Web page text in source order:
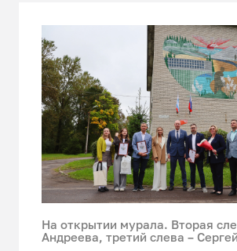
На открытии мурала. Вторая
Андреева, третий слева –